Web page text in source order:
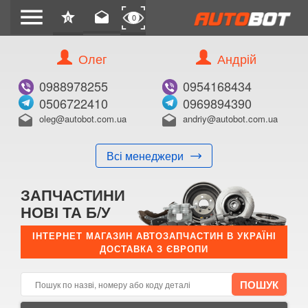
menu star
0 drafts 0
Олег
0988978255
0506722410
drafts oleg@autobot.com.ua
Всі менеджери
Андрій
0954168434
0969894390
drafts andriy@autobot.com.ua
ЗАПЧАСТИНИ
НОВІ ТА Б/У
ІНТЕРНЕТ МАГАЗИН АВТОЗАПЧАСТИН В УКРАЇНІ
ДОСТАВКА З ЄВРОПИ
КУПИТИ
Оригінальний номер:
Примітка:
E-mail:
Телефон: